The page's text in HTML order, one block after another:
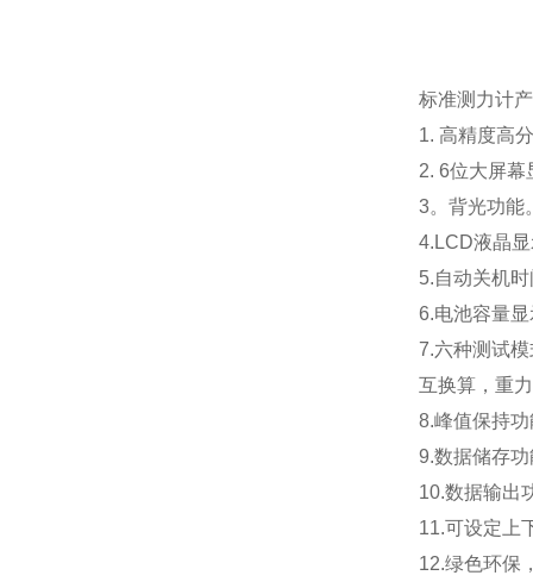
标准测力计
1. 高精度高
2. 6位大屏幕
3。背光功能
4.LCD液晶
5.自动关机
6.电池容量
7.六种测试
互换算，重
8.峰值保持
9.数据储存
10.数据输出
11.可设定上
12.绿色环保